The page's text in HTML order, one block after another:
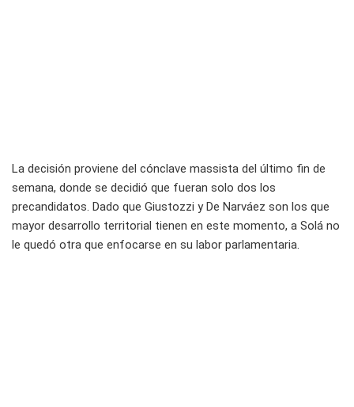
La decisión proviene del cónclave massista del último fin de
semana, donde se decidió que fueran solo dos los
precandidatos. Dado que Giustozzi y De Narváez son los que
mayor desarrollo territorial tienen en este momento, a Solá no
le quedó otra que enfocarse en su labor parlamentaria.